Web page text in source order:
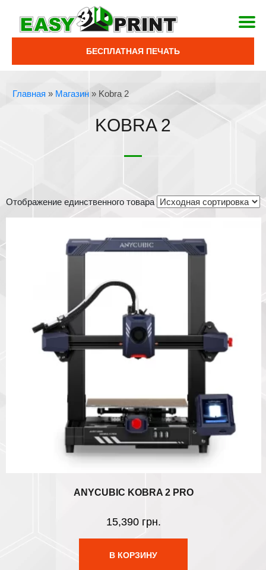
БЕСПЛАТНАЯ ПЕЧАТЬ
Главная » Магазин » Kobra 2
KOBRA 2
Отображение единственного товара
ANYCUBIC KOBRA 2 PRO
15,390 грн.
В КОРЗИНУ